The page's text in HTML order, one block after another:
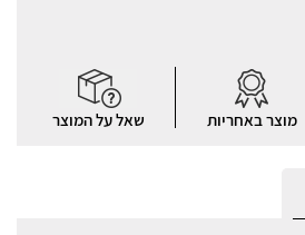
מוצר באחריות שאל על המוצר